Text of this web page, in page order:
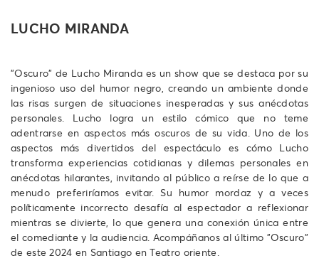
LUCHO MIRANDA
"Oscuro" de Lucho Miranda es un show que se destaca por su
ingenioso uso del humor negro, creando un ambiente donde
las risas surgen de situaciones inesperadas y sus anécdotas
personales. Lucho logra un estilo cómico que no teme
adentrarse en aspectos más oscuros de su vida. Uno de los
aspectos más divertidos del espectáculo es cómo Lucho
transforma experiencias cotidianas y dilemas personales en
anécdotas hilarantes, invitando al público a reírse de lo que a
menudo preferiríamos evitar. Su humor mordaz y a veces
políticamente incorrecto desafía al espectador a reflexionar
mientras se divierte, lo que genera una conexión única entre
el comediante y la audiencia. Acompáñanos al último "Oscuro"
de este 2024 en Santiago en Teatro oriente.